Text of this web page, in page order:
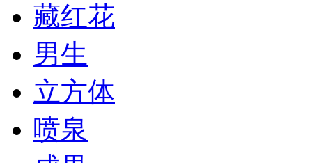
藏红花
男生
立方体
喷泉